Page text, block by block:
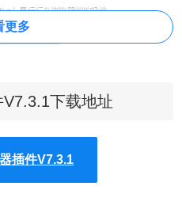
更多
下载地址
插件V7.3.1